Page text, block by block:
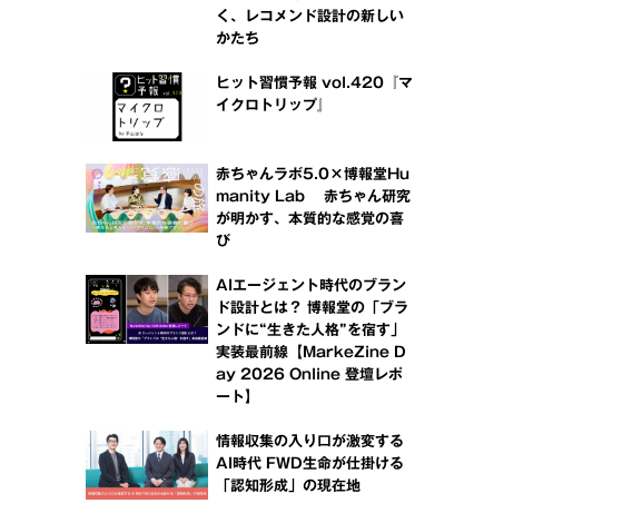
く、レコメンド設計の新しい
かたち
ヒット習慣予報 vol.420『マ
イクロトリップ』
赤ちゃんラボ5.0×博報堂Hu
manity Lab 赤ちゃん研究
が明かす、本質的な感覚の喜
び
AIエージェント時代のブラン
ド設計とは？ 博報堂の「ブラ
ンドに“生きた人格”を宿す」
実装最前線【MarkeZine D
ay 2026 Online 登壇レポ
ート】
情報収集の入り口が激変する
AI時代 FWD生命が仕掛ける
「認知形成」の現在地